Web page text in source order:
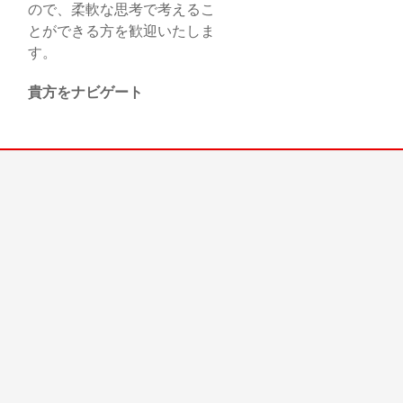
ので、柔軟な思考で考えるこ
とができる方を歓迎いたしま
す。
貴方をナビゲート